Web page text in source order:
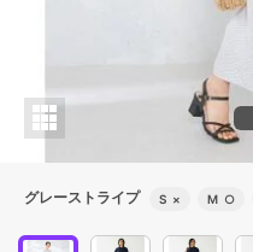
グレーストライプ S × M ○